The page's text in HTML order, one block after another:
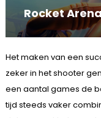
Rocket
Het maken van een
zeker in het shooter
een aantal games de
tijd steeds vaker